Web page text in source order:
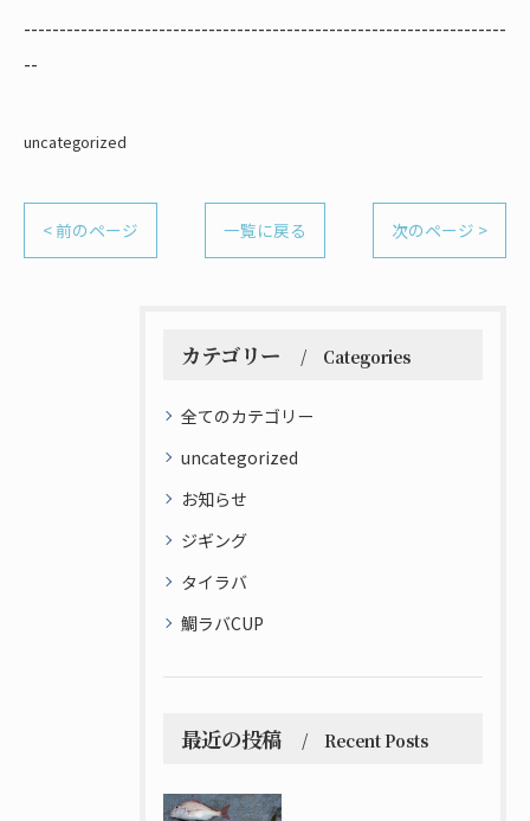
--------------------------------------------------------------------
--
uncategorized
< 前のページ 一覧に戻る 次のページ >
カテゴリー Categories
全てのカテゴリー
uncategorized
お知らせ
ジギング
タイラバ
鯛ラバCUP
最近の投稿 Recent Posts